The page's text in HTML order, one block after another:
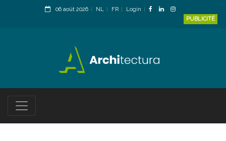
06 août 2026 NL FR
Login
PUBLICITÉ